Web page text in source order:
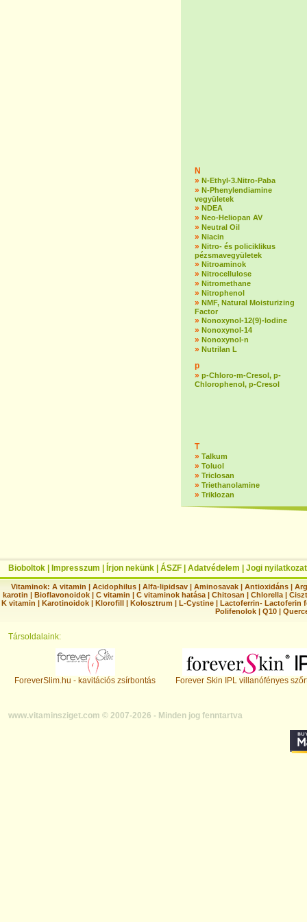
N
» N-Ethyl-3.Nitro-Paba
» N-Phenylendiamine
vegyületek
» NDEA
» Neo-Heliopan AV
» Neutral Oil
» Niacin
» Nitro- és policiklikus
pézsmavegyületek
» Nitroaminok
» Nitrocellulose
» Nitromethane
» Nitrophenol
» NMF, Natural Moisturizing
Factor
» Nonoxynol-12(9)-lodine
» Nonoxynol-14
» Nonoxynol-n
» Nutrilan L
p
» p-Chloro-m-Cresol, p-
Chlorophenol, p-Cresol
T
» Talkum
» Toluol
» Triclosan
» Triethanolamine
» Triklozan
Bioboltok Impresszum Írjon nekünk ÁSZF Adatvédelem Jogi nyilatkozat
Vitaminok: A vitamin |Acidophilus |Alfa-lipidsav |Aminosavak |Antioxidáns |
karotin | Bioflavonoidok | C vitamin | C vitaminok hatása | Chitosan | Chlorella |
K vitamin | Karotinoidok | Klorofill | Kolosztrum | L-Cystine | Lactoferrin- Lactoferin
Polifenolok |Q10 |
Társoldalaink:
ForeverSlim.hu - kavitációs zsírbontás Forever Skin IPL villanófényes
www.vitaminsziget.com © 2007-2026 - Minden jog fenntartva